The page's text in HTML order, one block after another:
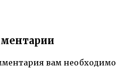
вам необходимо